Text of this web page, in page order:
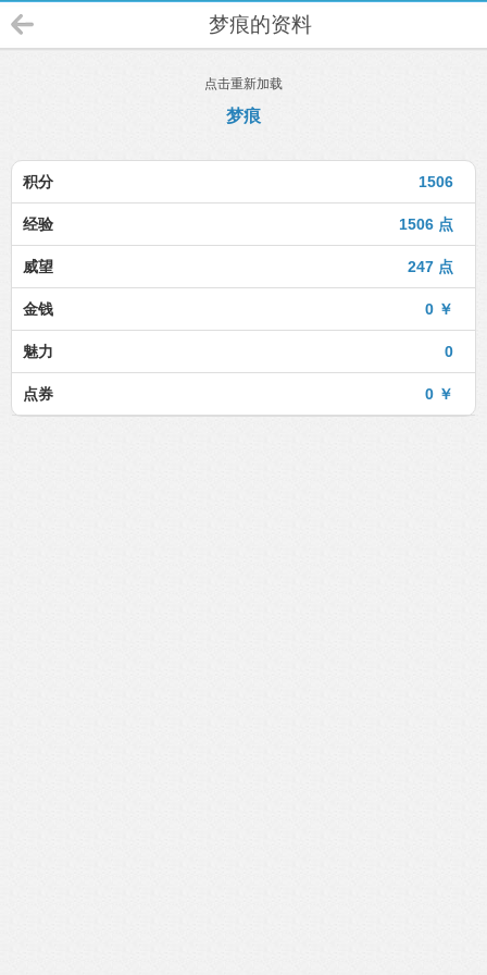
梦痕的资料
点击重新加载
梦痕
1506
积分
1506 点
经验
247 点
威望
0 ￥
金钱
0
魅力
0 ￥
点券